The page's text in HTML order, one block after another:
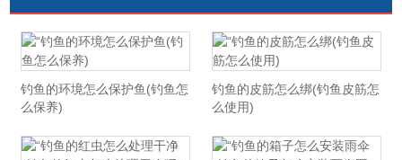
钓鱼的环境怎么保护鱼(钓鱼怎
么保养)
钓鱼的皮筋怎么绑(钓鱼皮筋怎
么使用)